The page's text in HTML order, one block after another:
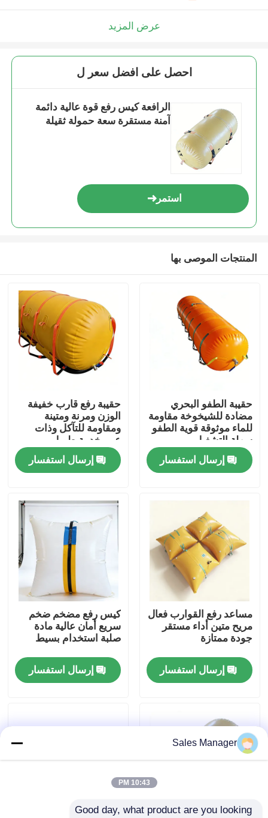
منزل
أشرطة فيديو
جولة في المعمل
ضبط الجودة
وسائد هوائية مطاطية بحرية
وسائد هوائية بحرية قابلة للنفخ
عرض المزيد
احصل على افضل سعر ل
الرافعة كيس رفع قوة عالية دائمة
آمنة مستقرة سعة حمولة ثقيلة
استمر
المنتجات الموصى بها
حقيبة الطفو البحري
مضادة للشيخوخة مقاومة
للماء موثوقة قوية الطفو
سهلة التشغيل
إرسال استفسار
حقيبة رفع قارب خفيفة
الوزن ومرنة ومتينة
ومقاومة للتآكل وذات
عمر خدمة طويل
إرسال استفسار
مساعد رفع القوارب فعال
مريح متين أداء مستقر
جودة ممتازة
إرسال استفسار
كيس رفع مضخم ضخم
سريع أمان عالية مادة
صلبة استخدام بسيط
إرسال استفسار
Sales Manager
10:43 PM
Good day, what product are you looking